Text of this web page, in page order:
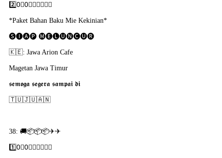
2️⃣0⃣0⃣🇵​🇴​🇷​🇸​🇮​
*Paket Bahan Baku Mie Kekinian*
🅢🅘🅐🅟 🅜🅔🅛🅤🅝🅒🅤🅡
🇰​🇪: Jawa Arion Cafe
Magetan Jawa Timur
𝖘𝖊𝖒𝖔𝖌𝖆 𝖘𝖊𝖌𝖊𝖗𝖆 𝖘𝖆𝖒𝖕𝖆𝖎 𝖉𝖎
🇹​🇺​🇯​🇺​🇦​🇳
38: 🚚📦📦📦✈✈
1️⃣0⃣0⃣🇵​🇴​🇷​🇸​🇮​